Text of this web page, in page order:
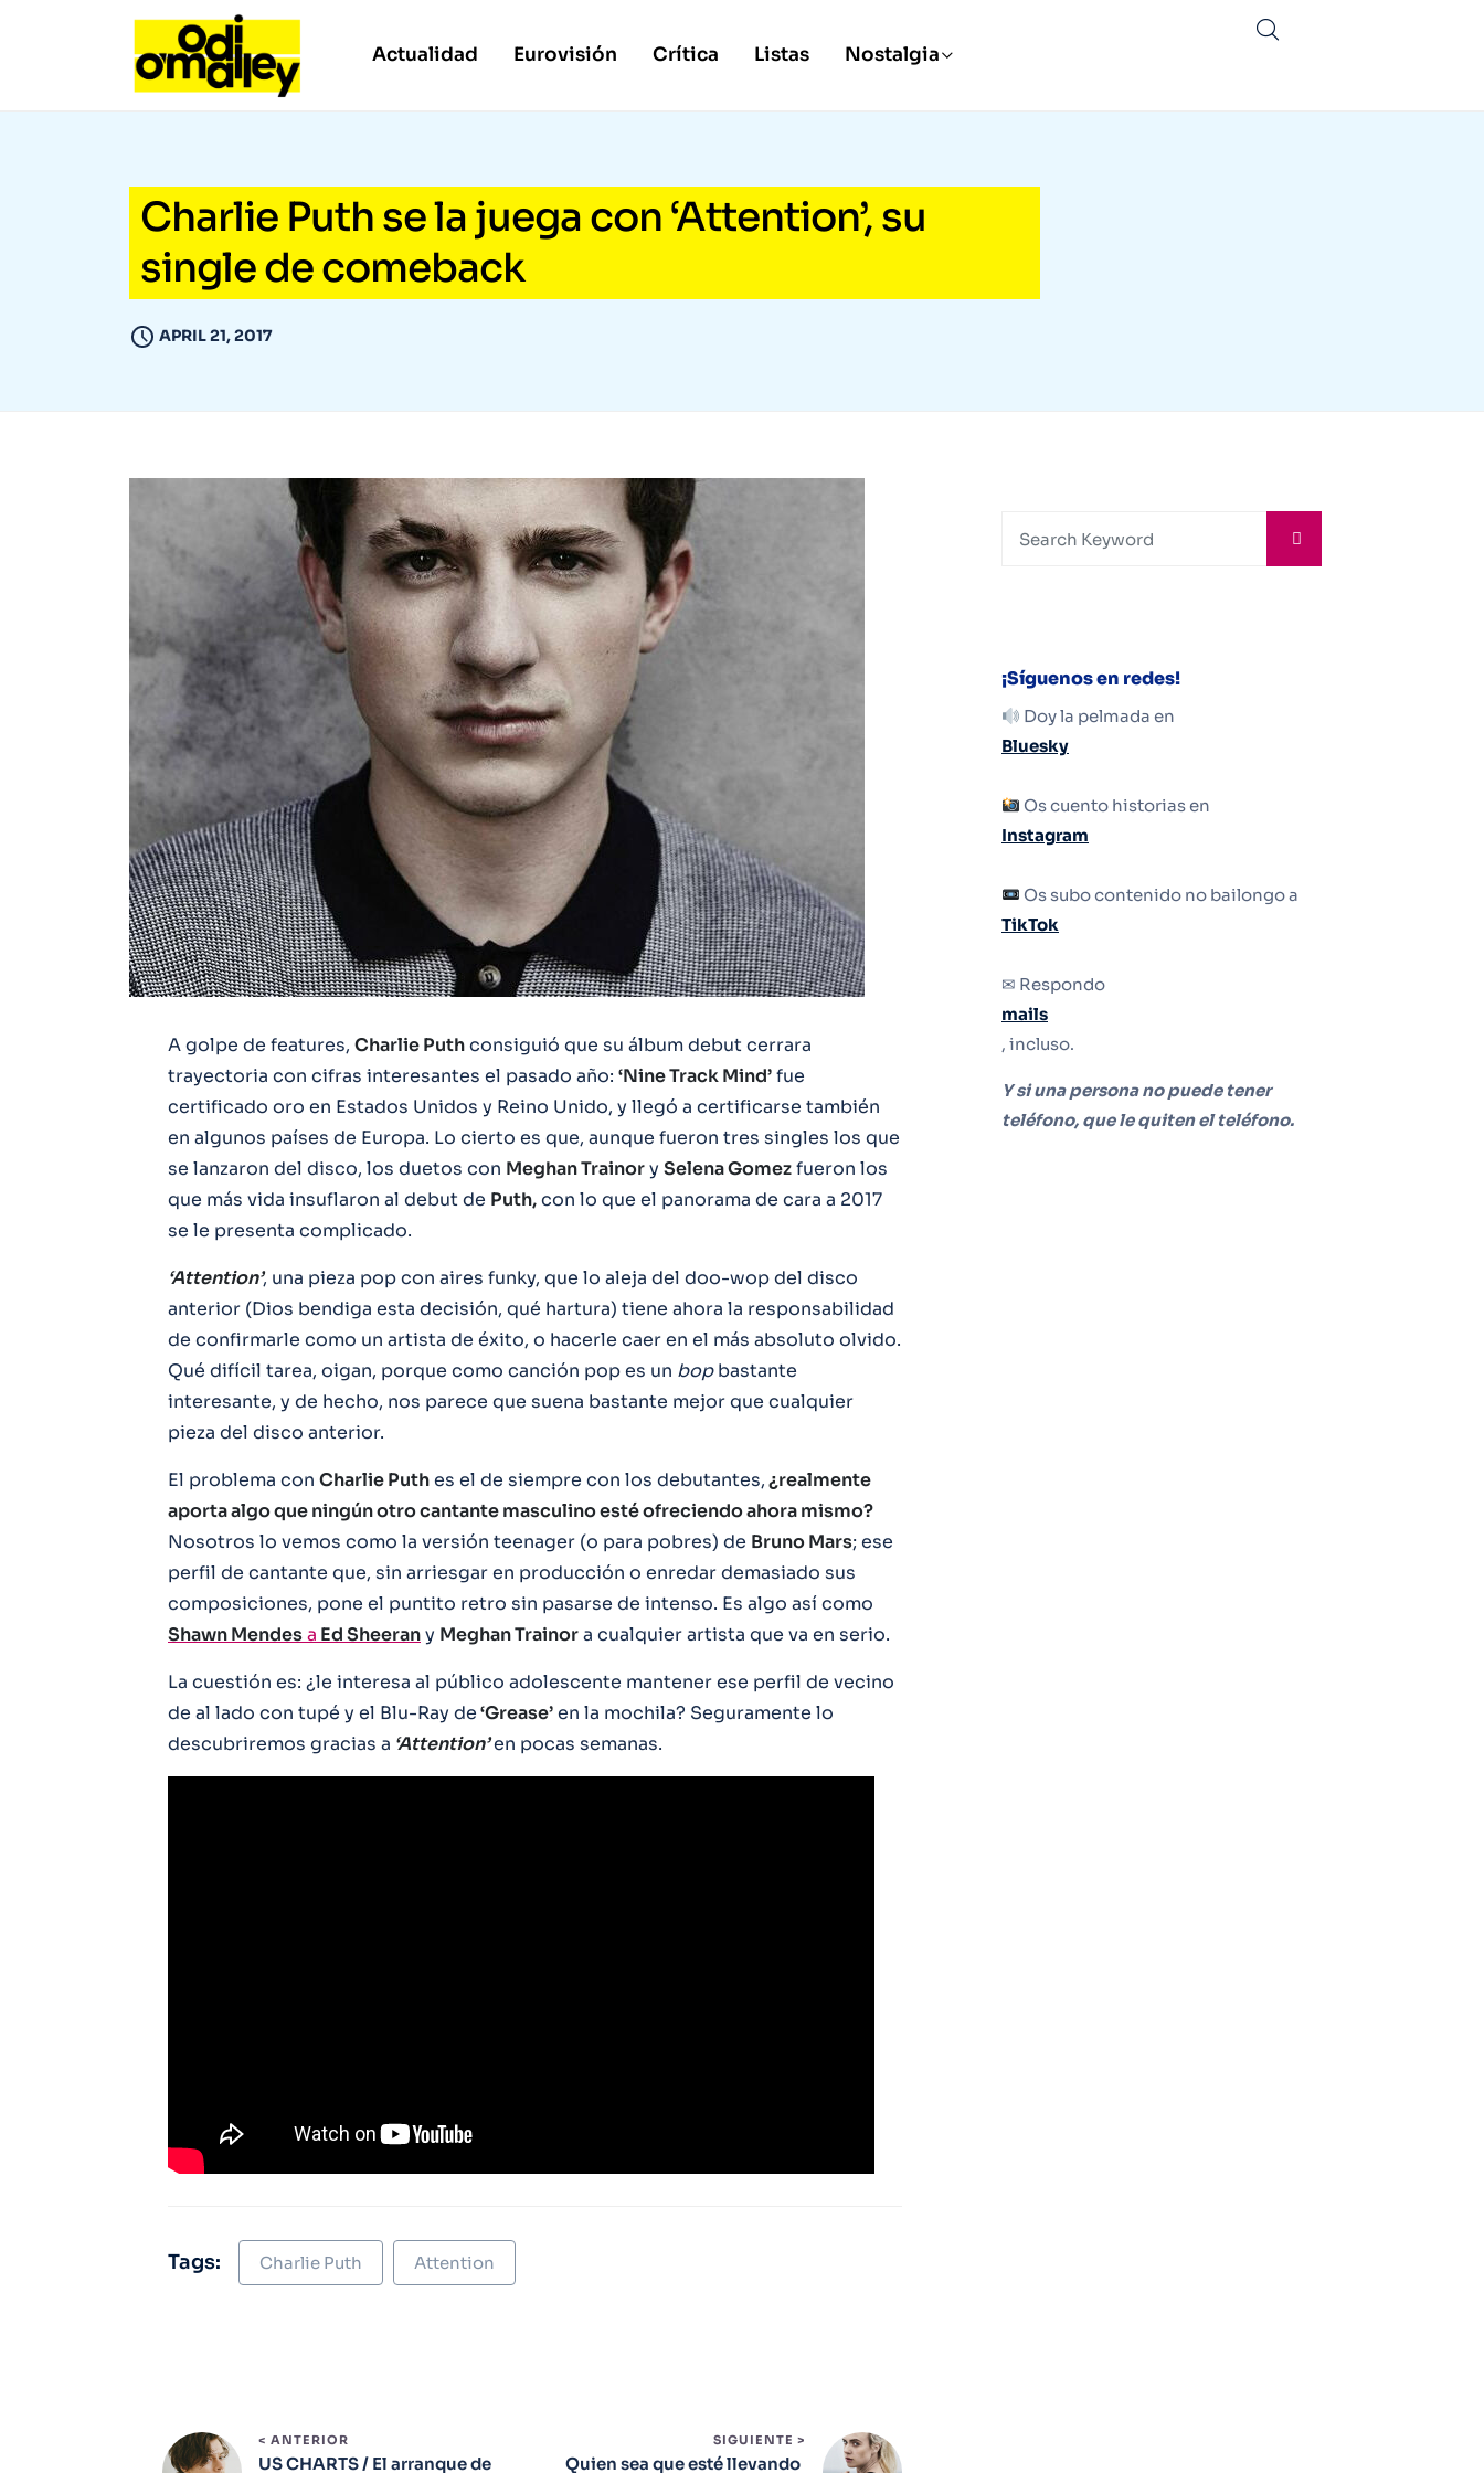
Actualidad Eurovisión Crítica Listas Nostalgia
Charlie Puth se la juega con ‘Attention’, su
single de comeback
APRIL 21, 2017
A golpe de features, Charlie Puthconsiguió que su álbum debut cerrara
trayectoria con cifras interesantes el pasado año: ‘Nine Track Mind’fue
certificado oro en Estados Unidos y Reino Unido, y llegó a certificarse también
en algunos países de Europa. Lo cierto es que, aunque fueron tres singles los que
se lanzaron del disco, los duetos con Meghan Trainory Selena Gomezfueron los
que más vida insuflaron al debut de Puth,con lo que el panorama de cara a 2017
se le presenta complicado.
‘Attention’, una pieza pop con aires funky, que lo aleja del doo-wop del disco
anterior (Dios bendiga esta decisión, qué hartura) tiene ahora la responsabilidad
de confirmarle como un artista de éxito, o hacerle caer en el más absoluto olvido.
Qué difícil tarea, oigan, porque como canción pop es un bopbastante
interesante, y de hecho, nos parece que suena bastante mejor que cualquier
pieza del disco anterior.
El problema con Charlie Puthes el de siempre con los debutantes,¿realmente
aporta algo que ningún otro cantante masculino esté ofreciendo ahora mismo?
Nosotros lo vemos como la versión teenager (o para pobres) de Bruno Mars; ese
perfil de cantante que, sin arriesgar en producción o enredar demasiado sus
composiciones, pone el puntito retro sin pasarse de intenso. Es algo así como
Shawn Mendesa Ed Sheerany Meghan Trainora cualquier artista que va en serio.
La cuestión es: ¿le interesa al público adolescente mantener ese perfil de vecino
de al lado con tupé y el Blu-Ray de‘Grease’en la mochila? Seguramente lo
descubriremos gracias a ‘Attention’en pocas semanas.
Tags: Charlie Puth Attention
< ANTERIOR
US CHARTS / El arranque de
SIGUIENTE >
Quien sea que esté llevando
¡Síguenos en redes!
Doy la pelmada en
Bluesky
Os cuento historias en
Instagram
Os subo contenido no bailongo a
TikTok
✉ Respondo
mails
, incluso.
Y si una persona no puede tener
teléfono, que le quiten el teléfono.